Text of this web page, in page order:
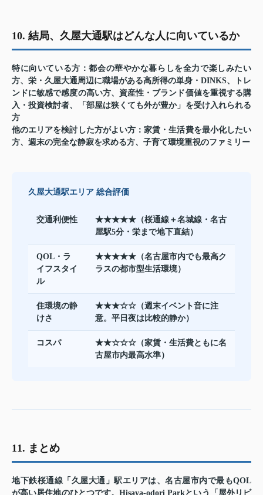
10. 結局、久屋大通駅はどんな人に向いているか
特に向いている方：都会の華やかな暮らしを全力で楽しみたい
方、栄・久屋大通周辺に職場がある高所得の単身・DINKS、トレ
ンドに敏感で感度の高い方、資産性・ブランド価値を重視する購
入・投資検討者、「部屋は狭くても外が豊か」を受け入れられる
方
他のエリアを検討した方がよい方：家賃・生活費を最小化したい
方、週末の完全な静寂を求める方、子育て環境重視のファミリー
久屋大通駅エリア 総合評価
交通利便性
★★★★★（桜通線＋名城線・名古
屋駅5分・栄まで地下直結）
QOL・ラ
イフスタイ
ル
★★★★★（名古屋市内でも最高ク
ラスの都市型生活環境）
住環境の静
けさ
★★★☆☆（週末イベント音に注
意。平日夜は比較的静か）
コスパ
★★☆☆☆（家賃・生活費ともに名
古屋市内最高水準）
11. まとめ
地下鉄桜通線「久屋大通」駅エリアは、名古屋市内で最もQOL
が高い居住地のひとつです。Hisaya-odori Parkという「屋外リビ